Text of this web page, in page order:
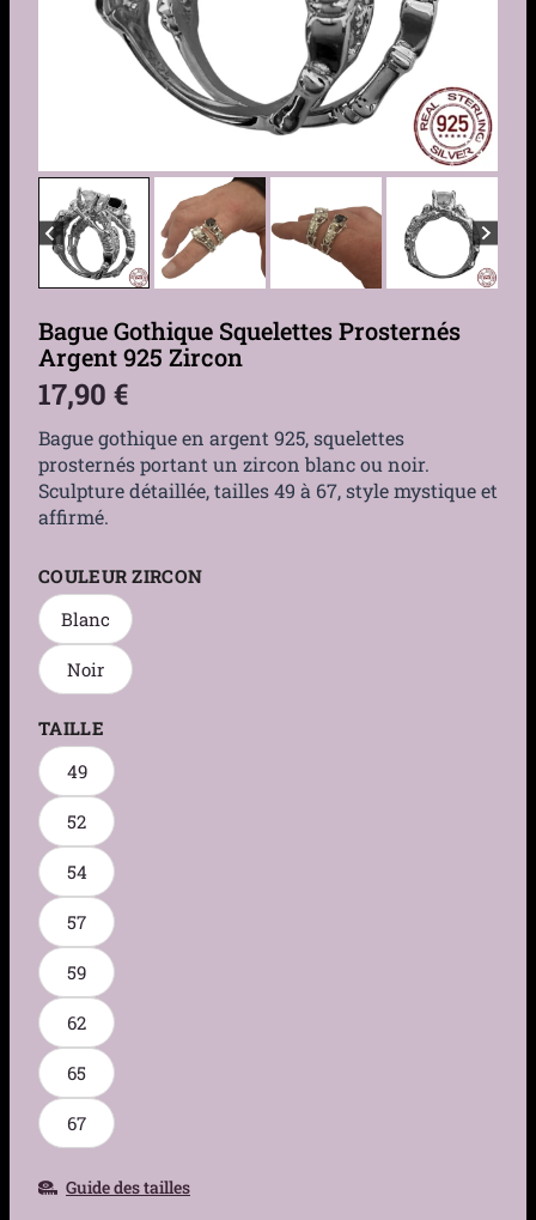
Bague Gothique Squelettes Prosternés
Argent 925 Zircon
17,90 €
Bague gothique en argent 925, squelettes
prosternés portant un zircon blanc ou noir.
Sculpture détaillée, tailles 49 à 67, style mystique et
affirmé.
COULEUR ZIRCON
Blanc
Noir
TAILLE
49
52
54
57
59
62
65
67
Guide des tailles